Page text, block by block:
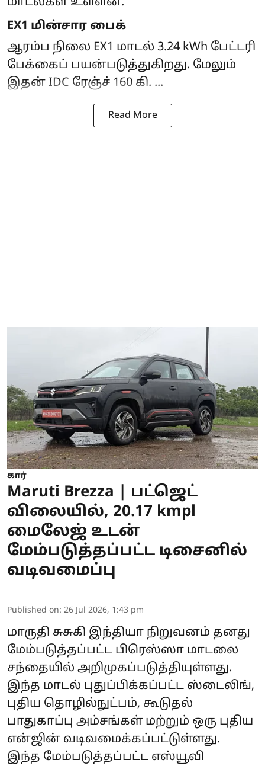
EX1 மின்சார பைக்
ஆரம்ப நிலை EX1 மாடல் 3.24 kWh பேட்டரி
பேக்கைப் பயன்படுத்துகிறது. மேலும்
இதன் IDC ரேஞ்ச் 160 கி. ...
Read More
கார்
Maruti Brezza | பட்ஜெட்
விலையில், 20.17 kmpl
மைலேஜ் உடன்
மேம்படுத்தப்பட்ட டிசைனில்
வடிவமைப்பு
Published on: 26 Jul 2026, 1:43 pm
மாருதி சுசுகி இந்தியா நிறுவனம் தனது
மேம்படுத்தப்பட்ட பிரெஸ்ஸா மாடலை
சந்தையில் அறிமுகப்படுத்தியுள்ளது.
இந்த மாடல் புதுப்பிக்கப்பட்ட ஸ்டைலிங்,
புதிய தொழில்நுட்பம், கூடுதல்
பாதுகாப்பு அம்சங்கள் மற்றும் ஒரு புதிய
என்ஜின் வடிவமைக்கப்பட்டுள்ளது.
இந்த மேம்படுத்தப்பட்ட எஸ்யூவி